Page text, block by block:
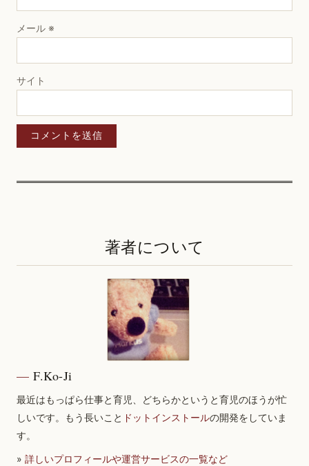
メール ※
サイト
著者について
F.Ko-Ji
最近はもっぱら仕事と育児、どちらかというと育児のほうが忙
しいです。もう長いこと ドットインストールの開発をしていま
す。
» 詳しいプロフィールや運営サービスの一覧など